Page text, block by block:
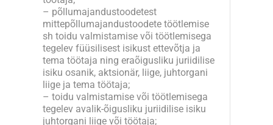
– põllumajandustoodetest
mittepõllumajandustoodete töötlemise
sh toidu valmistamise või töötlemisega
tegelev füüsilisest isikust ettevõtja ja
tema töötaja ning eraõigusliku juriidilise
isiku osanik, aktsionär, liige, juhtorgani
liige ja tema töötaja;
– toidu valmistamise või töötlemisega
tegelev avalik-õigusliku juriidilise isiku
juhtorgani liige või töötaja;